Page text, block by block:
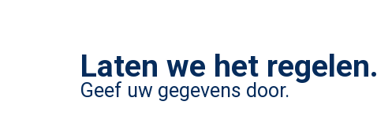
Laten we het regelen.
Geef uw gegevens door.